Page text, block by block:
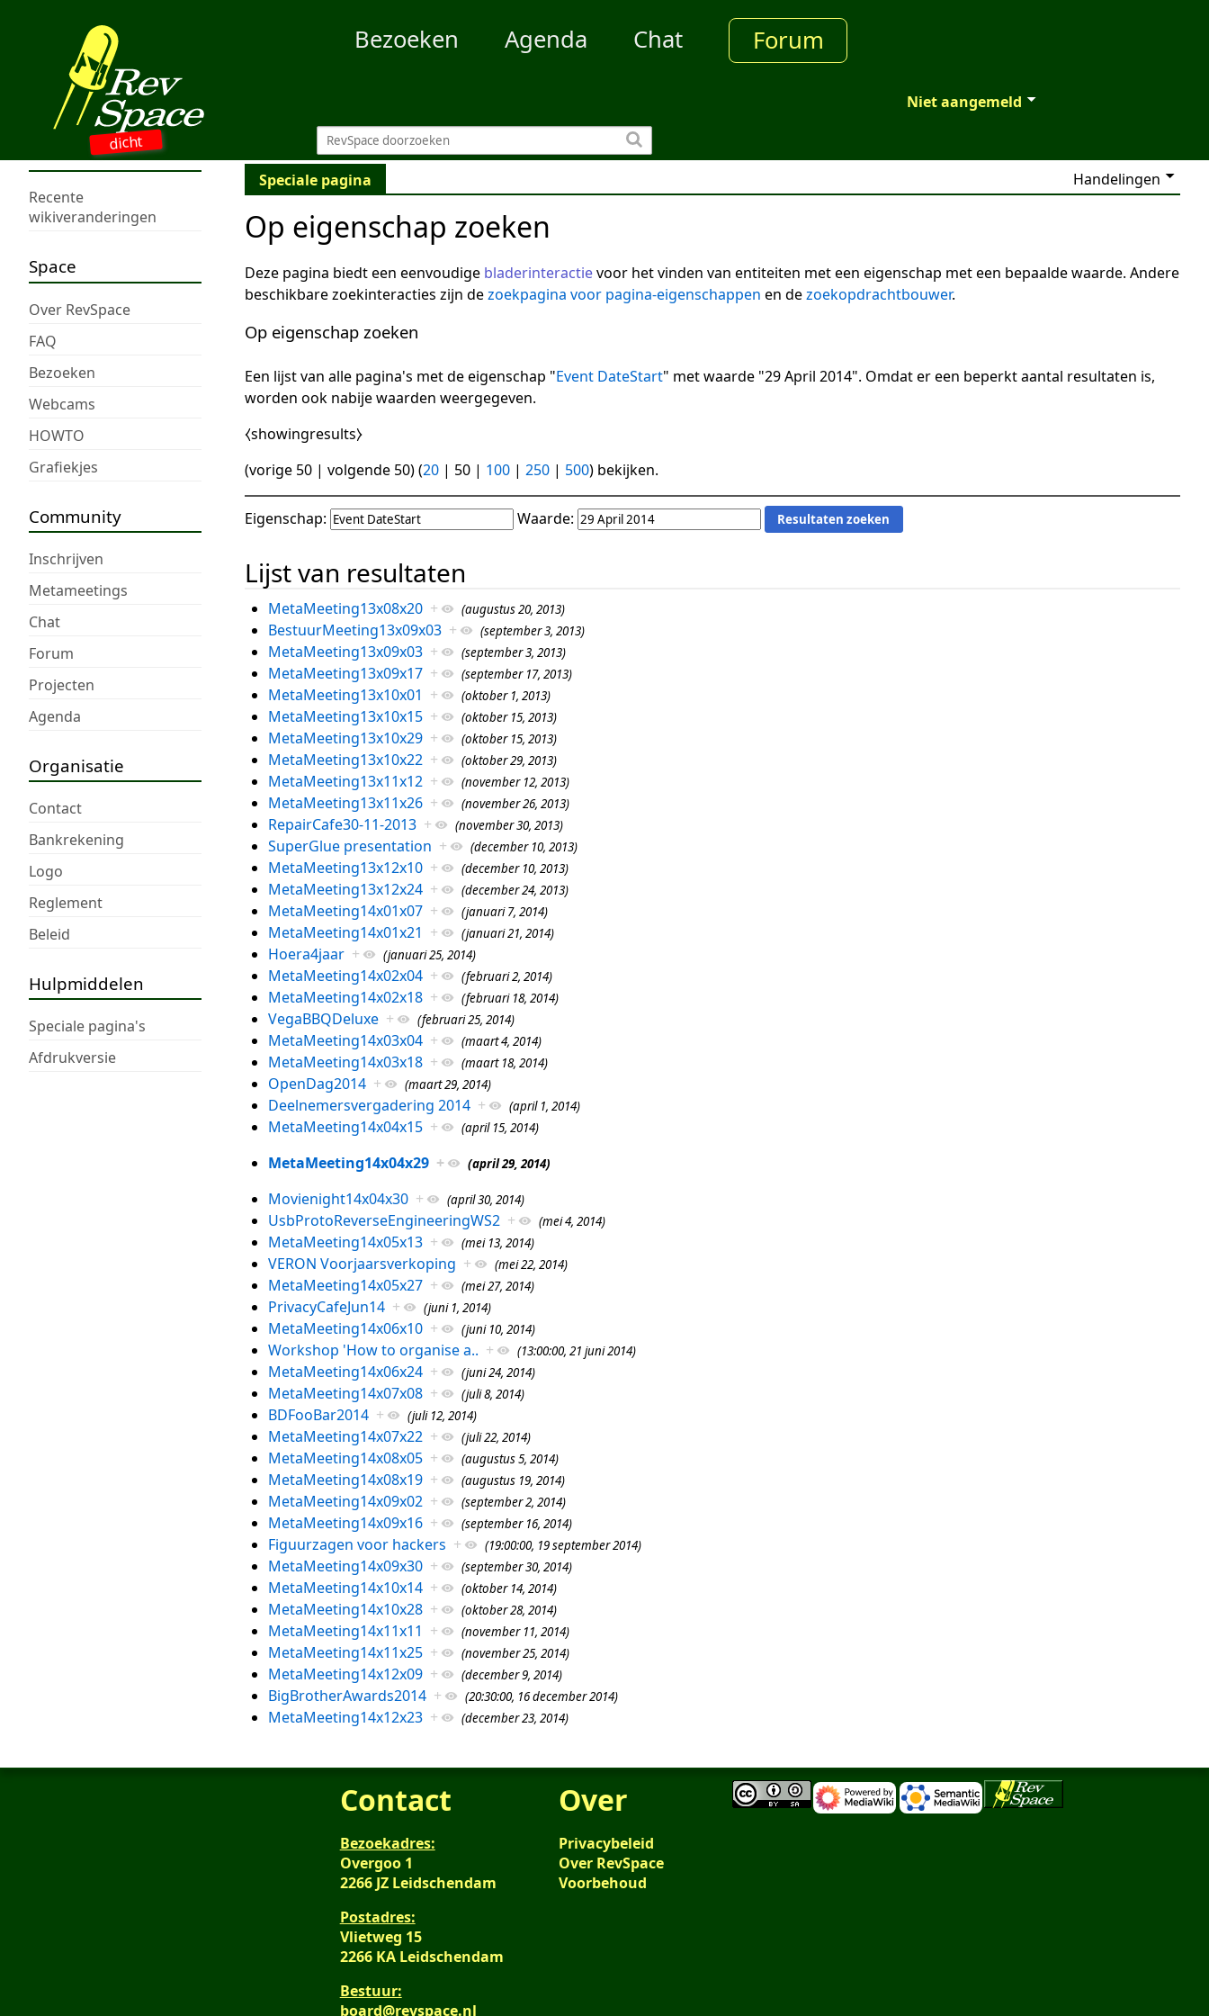
dicht
Bezoeken Agenda Chat Forum
Niet aangemeld
Recente
wikiveranderingen
Space
Over RevSpace
FAQ
Bezoeken
Webcams
HOWTO
Grafiekjes
Community
Inschrijven
Metameetings
Chat
Forum
Projecten
Agenda
Organisatie
Contact
Bankrekening
Logo
Reglement
Beleid
Hulpmiddelen
Speciale pagina's
Afdrukversie
Speciale pagina Handelingen
Op eigenschap zoeken
Deze pagina biedt een eenvoudige bladerinteractievoor het vinden van entiteiten met een eigenschap met een bepaalde waarde. Andere
beschikbare zoekinteracties zijn dezoekpagina voor pagina-eigenschappen en dezoekopdrachtbouwer.
Op eigenschap zoeken
Een lijst van alle pagina's met de eigenschap "Event DateStart" met waarde "29 April 2014". Omdat er een beperkt aantal resultaten is,
worden ook nabije waarden weergegeven.
⧼showingresults⧽
(vorige 50 | volgende 50) (20 | 50 | 100 | 250 | 500) bekijken.
Eigenschap: Waarde:
Lijst van resultaten
MetaMeeting13x08x20 + (augustus 20, 2013)
BestuurMeeting13x09x03 + (september 3, 2013)
MetaMeeting13x09x03 + (september 3, 2013)
MetaMeeting13x09x17 + (september 17, 2013)
MetaMeeting13x10x01 + (oktober 1, 2013)
MetaMeeting13x10x15 + (oktober 15, 2013)
MetaMeeting13x10x29 + (oktober 15, 2013)
MetaMeeting13x10x22 + (oktober 29, 2013)
MetaMeeting13x11x12 + (november 12, 2013)
MetaMeeting13x11x26 + (november 26, 2013)
RepairCafe30-11-2013 + (november 30, 2013)
SuperGlue presentation + (december 10, 2013)
MetaMeeting13x12x10 + (december 10, 2013)
MetaMeeting13x12x24 + (december 24, 2013)
MetaMeeting14x01x07 + (januari 7, 2014)
MetaMeeting14x01x21 + (januari 21, 2014)
Hoera4jaar + (januari 25, 2014)
MetaMeeting14x02x04 + (februari 2, 2014)
MetaMeeting14x02x18 + (februari 18, 2014)
VegaBBQDeluxe + (februari 25, 2014)
MetaMeeting14x03x04 + (maart 4, 2014)
MetaMeeting14x03x18 + (maart 18, 2014)
OpenDag2014 + (maart 29, 2014)
Deelnemersvergadering 2014 + (april 1, 2014)
MetaMeeting14x04x15 + (april 15, 2014)
MetaMeeting14x04x29 + (april 29, 2014)
Movienight14x04x30 + (april 30, 2014)
UsbProtoReverseEngineeringWS2 + (mei 4, 2014)
MetaMeeting14x05x13 + (mei 13, 2014)
VERON Voorjaarsverkoping + (mei 22, 2014)
MetaMeeting14x05x27 + (mei 27, 2014)
PrivacyCafeJun14 + (juni 1, 2014)
MetaMeeting14x06x10 + (juni 10, 2014)
Workshop 'How to organise a.. + (13:00:00, 21 juni 2014)
MetaMeeting14x06x24 + (juni 24, 2014)
MetaMeeting14x07x08 + (juli 8, 2014)
BDFooBar2014 + (juli 12, 2014)
MetaMeeting14x07x22 + (juli 22, 2014)
MetaMeeting14x08x05 + (augustus 5, 2014)
MetaMeeting14x08x19 + (augustus 19, 2014)
MetaMeeting14x09x02 + (september 2, 2014)
MetaMeeting14x09x16 + (september 16, 2014)
Figuurzagen voor hackers + (19:00:00, 19 september 2014)
MetaMeeting14x09x30 + (september 30, 2014)
MetaMeeting14x10x14 + (oktober 14, 2014)
MetaMeeting14x10x28 + (oktober 28, 2014)
MetaMeeting14x11x11 + (november 11, 2014)
MetaMeeting14x11x25 + (november 25, 2014)
MetaMeeting14x12x09 + (december 9, 2014)
BigBrotherAwards2014 + (20:30:00, 16 december 2014)
MetaMeeting14x12x23 + (december 23, 2014)
Contact
Bezoekadres:
Overgoo 1
2266 JZ Leidschendam
Postadres:
Vlietweg 15
2266 KA Leidschendam
Bestuur:
board@revspace.nl
Over
Privacybeleid
Over RevSpace
Voorbehoud